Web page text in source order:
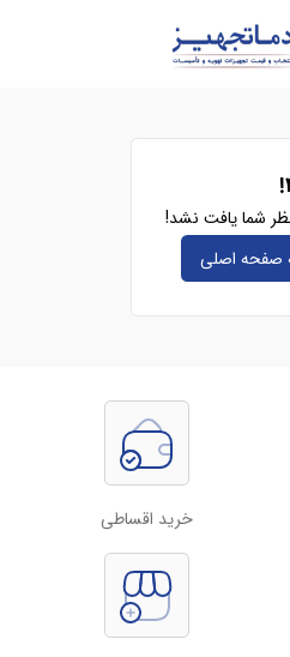
شما یافت نشد!
صفحه‌ اصلی
خرید اقساطی